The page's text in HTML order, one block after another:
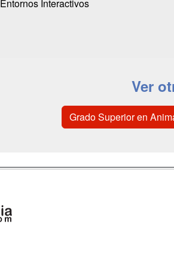
Entornos Interactivos
Ver
Grado Superior en